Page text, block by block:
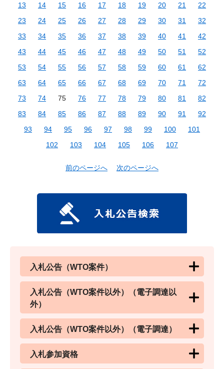
13
14 15 16 17 18 19 20 21
22
23
24 25 26 27 28 29 30 31
32
33
34 35 36 37 38 39 40 41
42
43
44 45 46 47 48 49 50 51
52
53
54 55 56 57 58 59 60 61
62
63
64 65 66 67 68 69 70 71
72
73
74 75 76 77 78 79 80 81
82
83
84 85 86 87 88 89 90 91
92
93
94 95 96 97 98 99 100
101
102
103 104 105 106 107
前のページへ 次のページへ
入札公告（WTO案件）
入札公告（WTO案件以外）（電子調達以
外）
入札公告（WTO案件以外）（電子調達）
入札参加資格